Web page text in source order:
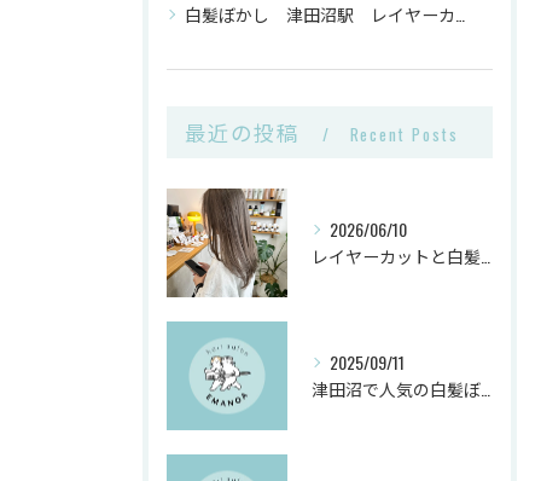
白髪ぼかし 津田沼駅 レイヤーカット
最近の投稿 Recent Posts
2026/06/10
2025/09/11